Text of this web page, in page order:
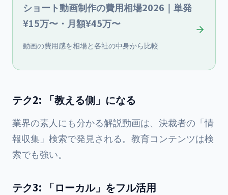
ショート動画制作の費用相場2026｜単発
¥15万〜・月額¥45万〜
動画の費用感を相場と各社の中身から比較
テク2: 「教える側」になる
業界の素人にも分かる解説動画は、決裁者の「情
報収集」検索で発見される。教育コンテンツは検
索でも強い。
テク3: 「ローカル」をフル活用